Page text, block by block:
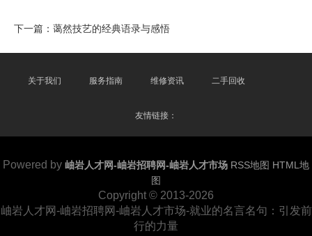
下一篇： 蔼然技艺的经典语录与感悟
关于我们 服务指南 维修资讯 二手回收
友情链接：
Powered by 岫岩人才网-岫岩招聘网-岫岩人才市场 RSS地图 HTML地
图
Copyright © 2013-2026
岫岩人才网-岫岩招聘网-岫岩人才市场-就业的名言名句：引发前
行的力量